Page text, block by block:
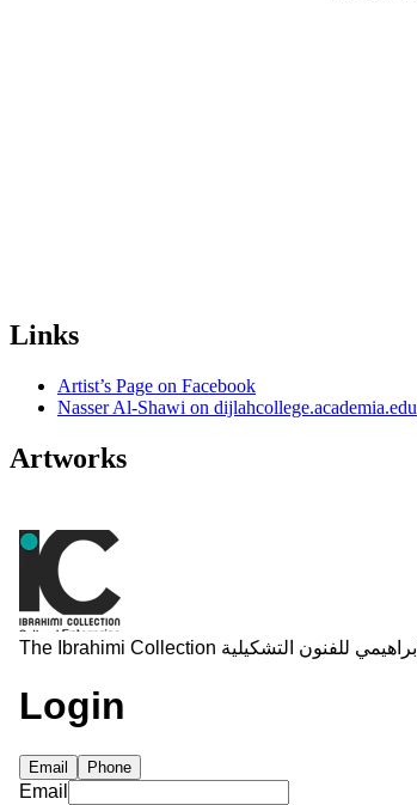
Links
Artist’s Page on Facebook
Nasser Al-Shawi on dijlahcollege.academia.edu
Artworks